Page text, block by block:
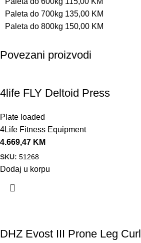
Paleta do 700kg 135,00 KM
Paleta do 800kg 150,00 KM
Povezani proizvodi
4life FLY Deltoid Press
Plate loaded
4Life Fitness Equipment
4.669,47 KM
SKU: 51268
Dodaj u korpu
DHZ Evost III Prone Leg Curl